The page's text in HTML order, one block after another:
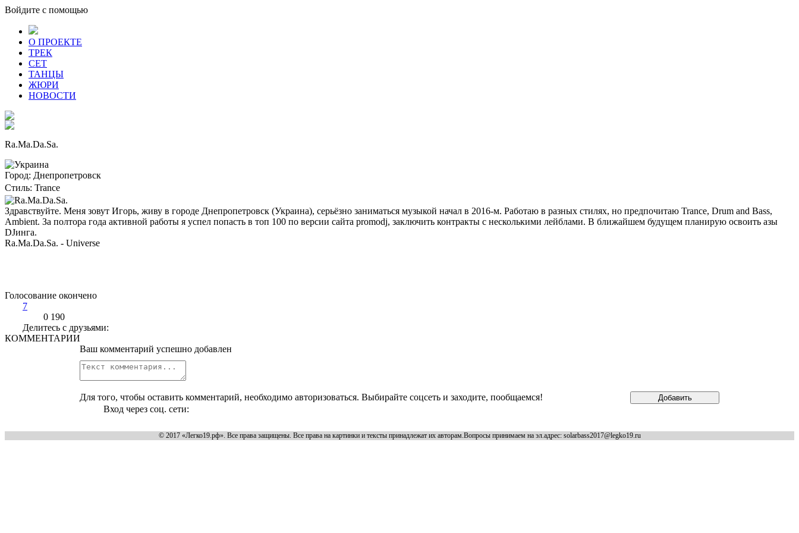
Войдите с помощью
О ПРОЕКТЕ
ТРЕК
СЕТ
ТАНЦЫ
ЖЮРИ
НОВОСТИ
Ra.Ma.Da.Sa.
Город: Днепропетровск
Стиль: Trance
Здравствуйте. Меня зовут Игорь, живу в городе Днепропетровск (Украина), серьёзно заниматься музыкой начал в 2016-м. Работаю в разных стилях, но предпочитаю Trance, Drum and Bass,
Ambient. За полтора года активной работы я успел попасть в топ 100 по версии сайта promodj, заключить контракты с несколькими лейблами. В ближайшем будущем планирую освоить азы
DJинга.
Ra.Ma.Da.Sa. - Universe
Голосование окончено
7
0 190
Делитесь с друзьями:
КОММЕНТАРИИ
Ваш комментарий успешно добавлен
Для того, чтобы оставить комментарий, необходимо авторизоваться. Выбирайте соцсеть и заходите, пообщаемся!
Вход через соц. сети:
© 2017 «Легко19.рф». Все права защищены. Все права на картинки и тексты принадлежат их авторам.Вопросы принимаем на эл.адрес: solarbass2017@legko19.ru